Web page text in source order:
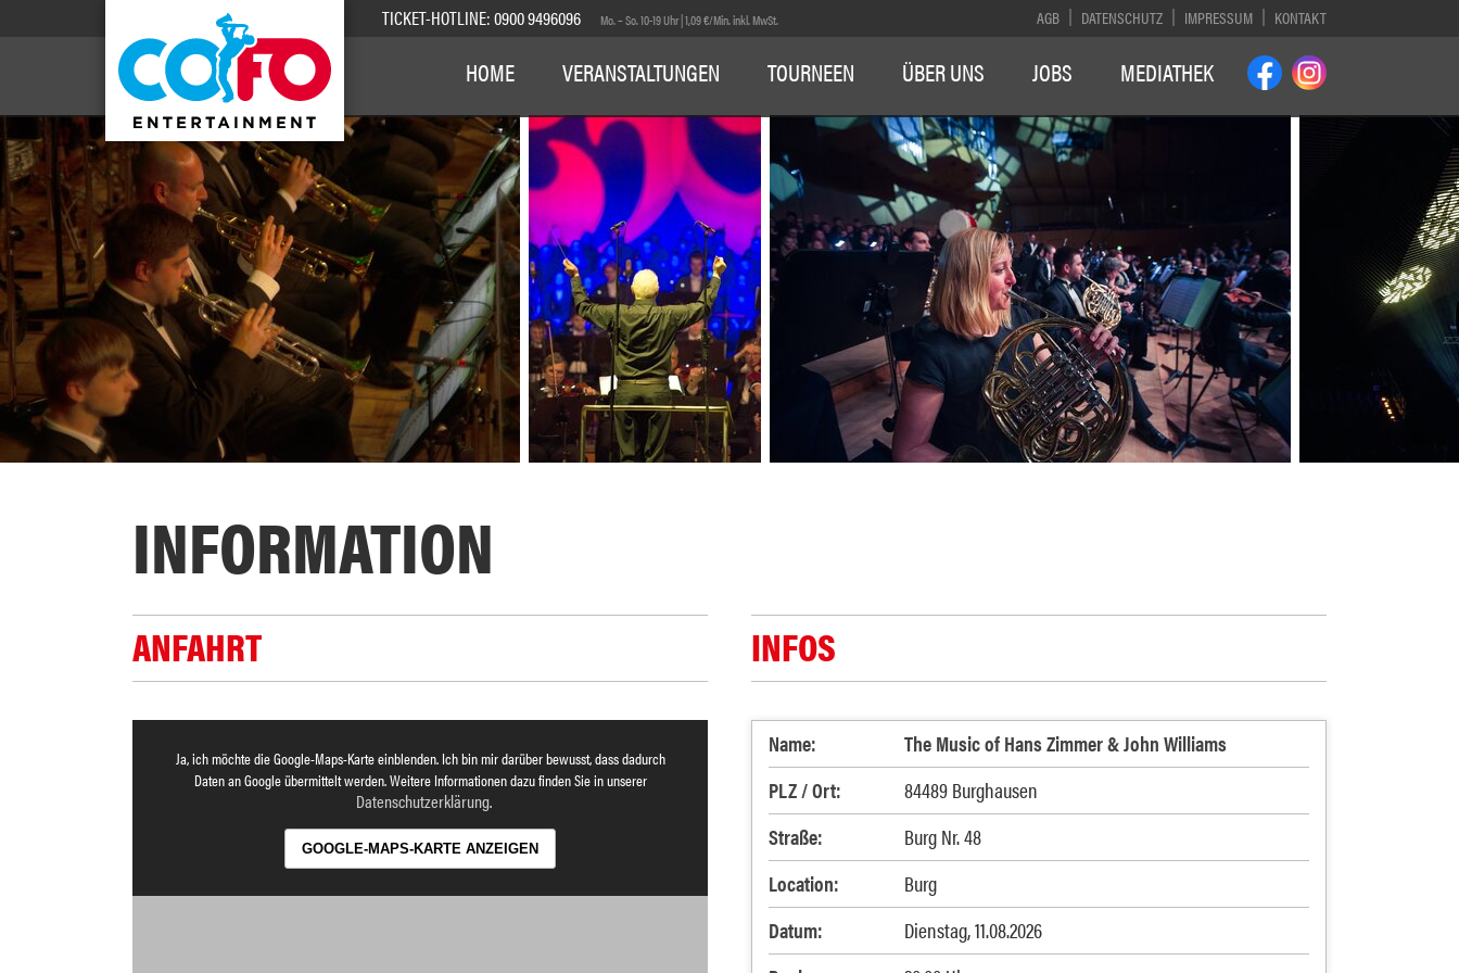
TICKET-HOTLINE:0900 9496096 Mo. – So. 10-19 Uhr | 1,09 €/Min. inkl. MwSt. AGB DATENSCHUTZ IMPRESSUM KONTAKT
HOME VERANSTALTUNGEN TOURNEEN ÜBER UNS JOBS MEDIATHEK
1 2 3 4 5 7 8 9 10 11 12 13 14
INFORMATION
ANFAHRT
Ja, ich möchte die Google-Maps-Karte einblenden. Ich bin mir darüber bewusst, dass dadurch
Daten an Google übermittelt werden. Weitere Informationen dazu finden Sie in unserer
Datenschutzerklärung.
GOOGLE-MAPS-KARTE ANZEIGEN
INFOS
Name:
The Music of Hans Zimmer & John Williams
PLZ / Ort:
84489 Burghausen
Straße:
Burg Nr. 48
Location:
Burg
Datum:
Dienstag, 11.08.2026